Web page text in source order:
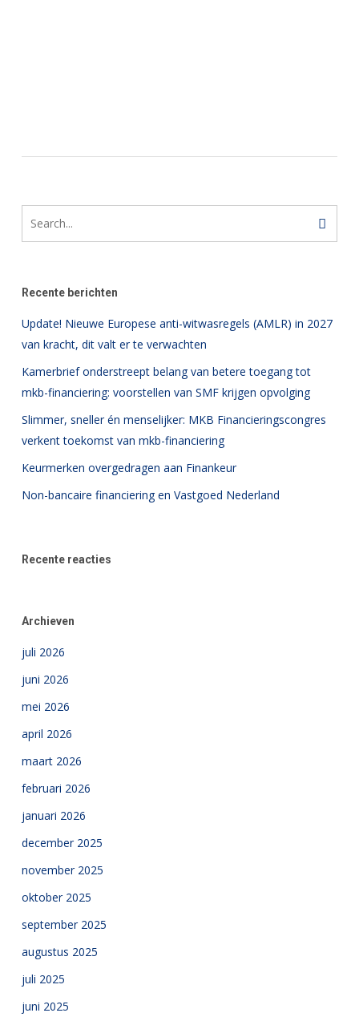
Recente berichten
Update! Nieuwe Europese anti-witwasregels (AMLR) in 2027
van kracht, dit valt er te verwachten
Kamerbrief onderstreept belang van betere toegang tot
mkb-financiering: voorstellen van SMF krijgen opvolging
Slimmer, sneller én menselijker: MKB Financieringscongres
verkent toekomst van mkb-financiering
Keurmerken overgedragen aan Finankeur
Non-bancaire financiering en Vastgoed Nederland
Recente reacties
Archieven
juli 2026
juni 2026
mei 2026
april 2026
maart 2026
februari 2026
januari 2026
december 2025
november 2025
oktober 2025
september 2025
augustus 2025
juli 2025
juni 2025